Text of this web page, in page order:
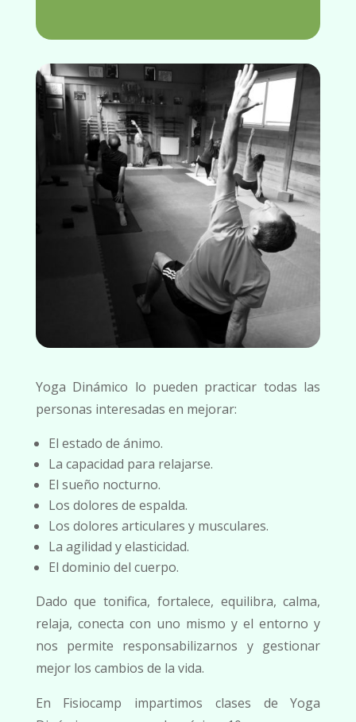
Yoga Dinámico lo pueden practicar todas las
personas interesadas en mejorar:
El estado de ánimo.
La capacidad para relajarse.
El sueño nocturno.
Los dolores de espalda.
Los dolores articulares y musculares.
La agilidad y elasticidad.
El dominio del cuerpo.
Dado que tonifica, fortalece, equilibra, calma,
relaja, conecta con uno mismo y el entorno y
nos permite responsabilizarnos y gestionar
mejor los cambios de la vida.
En Fisiocamp impartimos clases de Yoga